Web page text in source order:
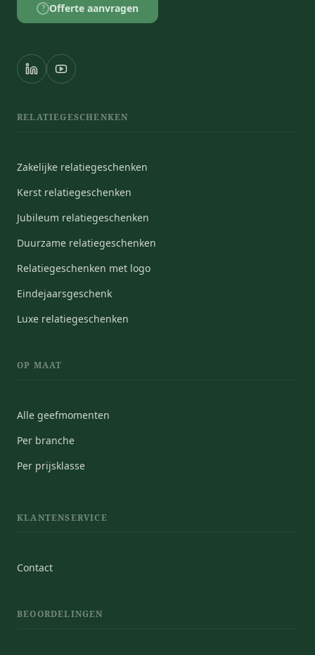
? Offerte aanvragen
RELATIEGESCHENKEN
Zakelijke relatiegeschenken
Kerst relatiegeschenken
Jubileum relatiegeschenken
Duurzame relatiegeschenken
Relatiegeschenken met logo
Eindejaarsgeschenk
Luxe relatiegeschenken
OP MAAT
Alle geefmomenten
Per branche
Per prijsklasse
KLANTENSERVICE
Contact
BEOORDELINGEN